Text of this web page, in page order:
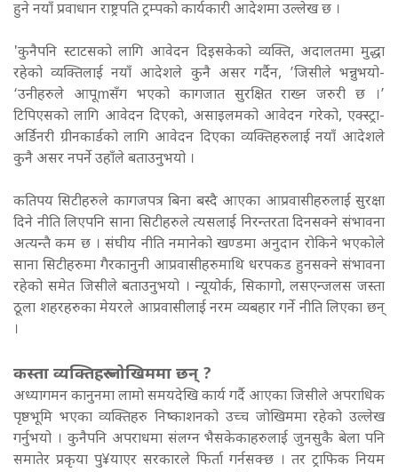
हुने नयाँ प्रवाधान राष्ट्रपति ट्रम्पको कार्यकारी आदेशमा उल्लेख छ ।
'कुनैपनि स्टाटसको लागि आवेदन दिइसकेको व्यक्ति, अदालतमा मुद्धा
रहेको व्यक्तिलाई नयाँ आदेशले कुनै असर गर्दैन, ’जिसीले भन्नुभयो-
‘उनीहरुले आपूmसँग भएको कागजात सुरक्षित राख्न जरुरी छ ।’
टिपिएसको लागि आवेदन दिएको, असाइलमको आवेदन गरेको, एक्स्ट्रा-
अर्डिनरी ग्रीनकार्डको लागि आवेदन दिएका व्यक्तिहरुलाई नयाँ आदेशले
कुनै असर नपर्ने उहाँले बताउनुभयो ।
कतिपय सिटीहरुले कागजपत्र बिना बस्दै आएका आप्रवासीहरुलाई सुरक्षा
दिने नीति लिएपनि साना सिटीहरुले त्यसलाई निरन्तरता दिनसक्ने संभावना
अत्यन्तै कम छ । संघीय नीति नमानेको खण्डमा अनुदान रोकिने भएकोले
साना सिटीहरुमा गैरकानुनी आप्रवासीहरुमाथि धरपकड हुनसक्ने संभावना
रहेको समेत जिसीले बताउनुभयो । न्यूयोर्क, सिकागो, लसएन्जलस जस्ता
ठूला शहरहरुका मेयरले आप्रवासीलाई नरम व्यबहार गर्ने नीति लिएका छन्
।
कस्ता व्यक्तिहरु जोखिममा छन् ?
अध्यागमन कानुनमा लामो समयदेखि कार्य गर्दै आएका जिसीले अपराधिक
पृष्ठभूमि भएका व्यक्तिहरु निष्काशनको उच्च जोखिममा रहेको उल्लेख
गर्नुभयो । कुनैपनि अपराधमा संलग्न भैसकेकाहरुलाई जुनसुकै बेला पनि
समातेर प्रकृया पु¥याएर सरकारले फिर्ता गर्नसक्छ । तर ट्राफिक नियम